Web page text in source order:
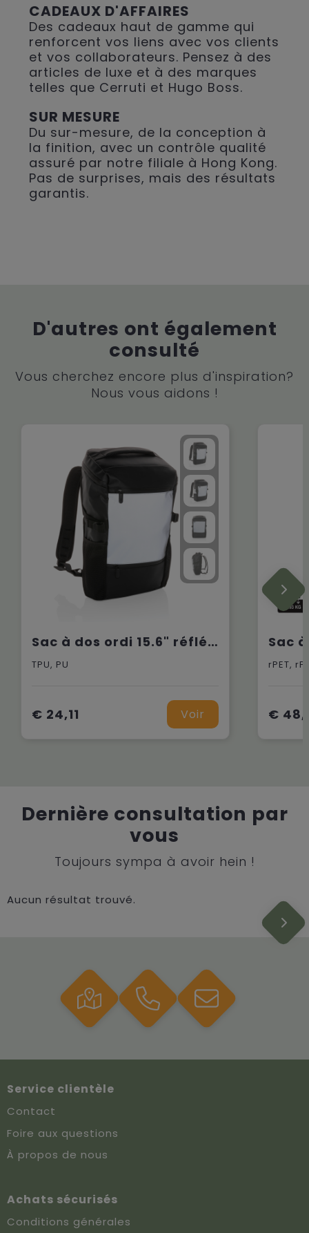
CADEAUX D'AFFAIRES
Des cadeaux haut de gamme qui
renforcent vos liens avec vos clients
et vos collaborateurs. Pensez à des
articles de luxe et à des marques
telles que Cerruti et Hugo Boss.
SUR MESURE
Du sur-mesure, de la conception à
la finition, avec un contrôle qualité
assuré par notre filiale à Hong Kong.
Pas de surprises, mais des résultats
garantis.
D'autres ont également
consulté
Vous cherchez encore plus d'inspiration?
Nous vous aidons !
Sac à dos ordi 15.6" réfléchissant et résistant à l'eau
TPU, PU
€ 24,11 Voir
rPET,
€
Dernière consultation par
vous
Toujours sympa à avoir hein !
Aucun résultat trouvé.
Service clientèle
Contact
Foire aux questions
À propos de nous
Achats sécurisés
Conditions générales